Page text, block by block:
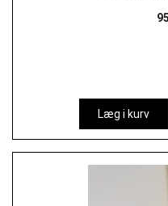
Læg i kurv